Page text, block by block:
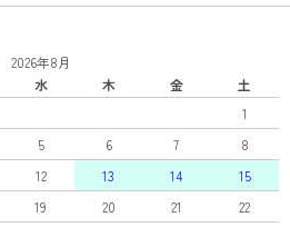
2026年8月
水 木 金
土
1
5 6 7
8
12 13 14
15
19 20 21
22